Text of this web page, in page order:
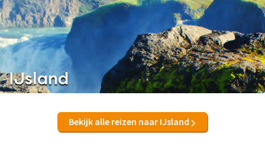
IJsland
Bekijk alle reizen naar IJsland